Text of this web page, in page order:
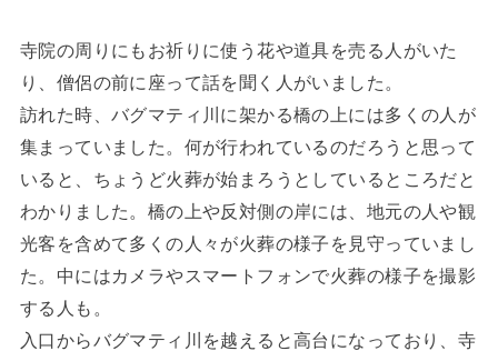
寺院の周りにもお祈りに使う花や道具を売る人がいた
り、僧侶の前に座って話を聞く人がいました。
訪れた時、バグマティ川に架かる橋の上には多くの人が
集まっていました。何が行われているのだろうと思って
いると、ちょうど火葬が始まろうとしているところだと
わかりました。橋の上や反対側の岸には、地元の人や観
光客を含めて多くの人々が火葬の様子を見守っていまし
た。中にはカメラやスマートフォンで火葬の様子を撮影
する人も。
入口からバグマティ川を越えると高台になっており、寺